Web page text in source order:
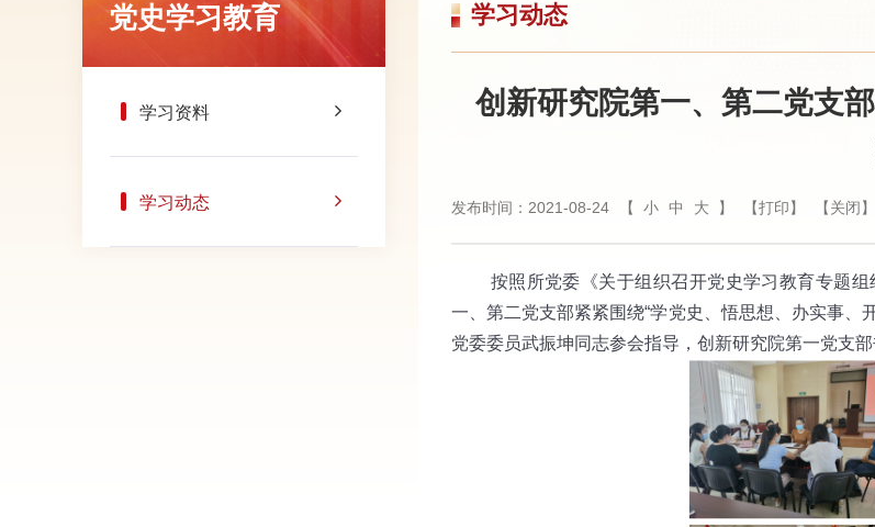
党史学习教育
学习资料
学习动态
学习动态
创新研究院第一、第二党支
发布时间：2021-08-24 【 小 中 大 】 【打印】 【关闭】
按照所党委《关于组织召开党史学习教育专题组
一、第二党支部紧紧围绕“学党史、悟思想、办实事
党委委员武振坤同志参会指导，创新研究院第一党支部